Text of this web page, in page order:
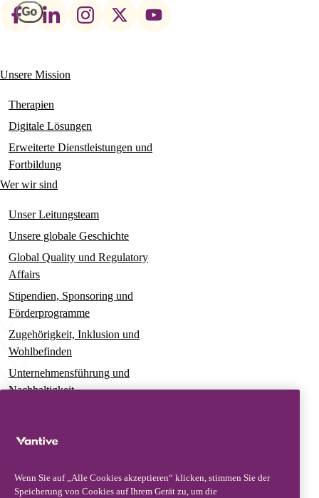
Footer
Main
navigation
Unsere Mission
Therapien
Digitale Lösungen
Erweiterte Dienstleistungen und
Fortbildung
Wer wir sind
Unser Leitungsteam
Unsere globale Geschichte
Global Quality und Regulatory
Affairs
Stipendien, Sponsoring und
Förderprogramme
Zugehörigkeit, Inklusion und
Wohlbefinden
Unternehmensführung und
Nachhaltigkeit
Neuigkeiten
Einblicke und Perspektiven
Wenn Sie auf „Alle Cookies akzeptieren“ klicken, stimmen Sie der
Speicherung von Cookies auf Ihrem Gerät zu, um die
Go